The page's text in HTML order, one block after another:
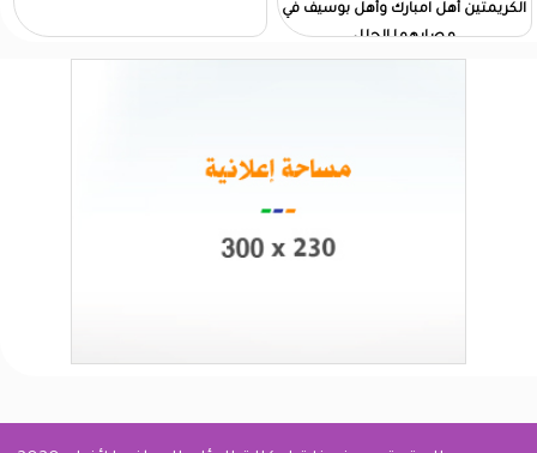
الكريمتين أهل امبارك وأهل بوسيف في
مصابهما الجلل